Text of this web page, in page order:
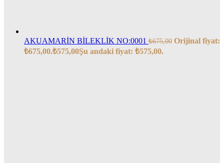
AKUAMARİN BİLEKLİK NO:0001 ₺675,00 Orijinal fiyat:
₺675,00.₺575,00Şu andaki fiyat: ₺575,00.